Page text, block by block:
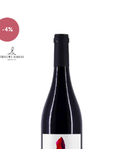
-4%